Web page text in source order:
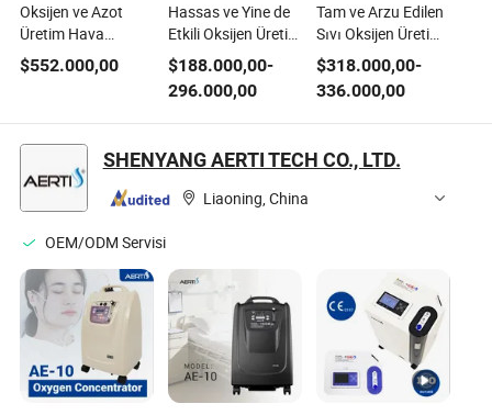
Oksijen ve Azot
Üretim Hava
Ayırma Ekipmanları
$552.000,00
Hassas ve Yine de
Etkili Oksijen Üretim
Ekipmanları
$188.000,00-
296.000,00
Tam ve Arzu Edilen
Sıvı Oksijen Üretim
Ekipmanları
$318.000,00-
336.000,00
SHENYANG AERTI TECH CO., LTD.
Liaoning, China
OEM/ODM Servisi